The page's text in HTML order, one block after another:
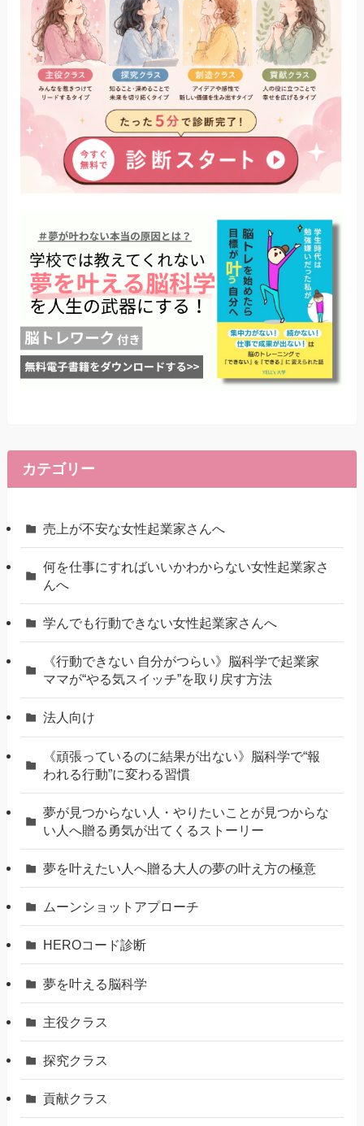
カテゴリー
売上が不安な女性起業家さんへ
何を仕事にすればいいかわからない女性起業家さ
んへ
学んでも行動できない女性起業家さんへ
《行動できない 自分がつらい》脳科学で起業家
ママが“やる気スイッチ”を取り戻す方法
法人向け
《頑張っているのに結果が出ない》脳科学で“報
われる行動”に変わる習慣
夢が見つからない人・やりたいことが見つからな
い人へ贈る勇気が出てくるストーリー
夢を叶えたい人へ贈る大人の夢の叶え方の極意
ムーンショットアプローチ
HEROコード診断
夢を叶える脳科学
主役クラス
探究クラス
貢献クラス